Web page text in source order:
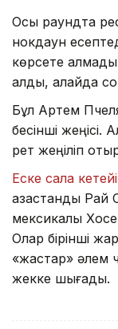
Осы раундта
нокдаун
көрсете
қалды, алайда
Бұл Артем
бесінші
рет жеңіліп
Еске сала
қазақстандық
мексикалық
Олар бірінші
«жастар» әлем
жекке шығады.